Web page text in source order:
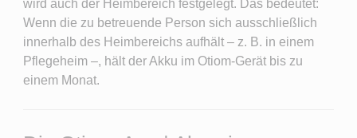
wird auch der Heimbereich festgelegt. Das bedeutet:
Wenn die zu betreuende Person sich ausschließlich
innerhalb des Heimbereichs aufhält ‒ z. B. in einem
Pflegeheim ‒, hält der Akku im Otiom-Gerät bis zu
einem Monat.